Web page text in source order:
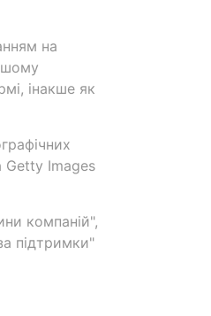
на
інакше як
Getty Images
компаній",
підтримки"